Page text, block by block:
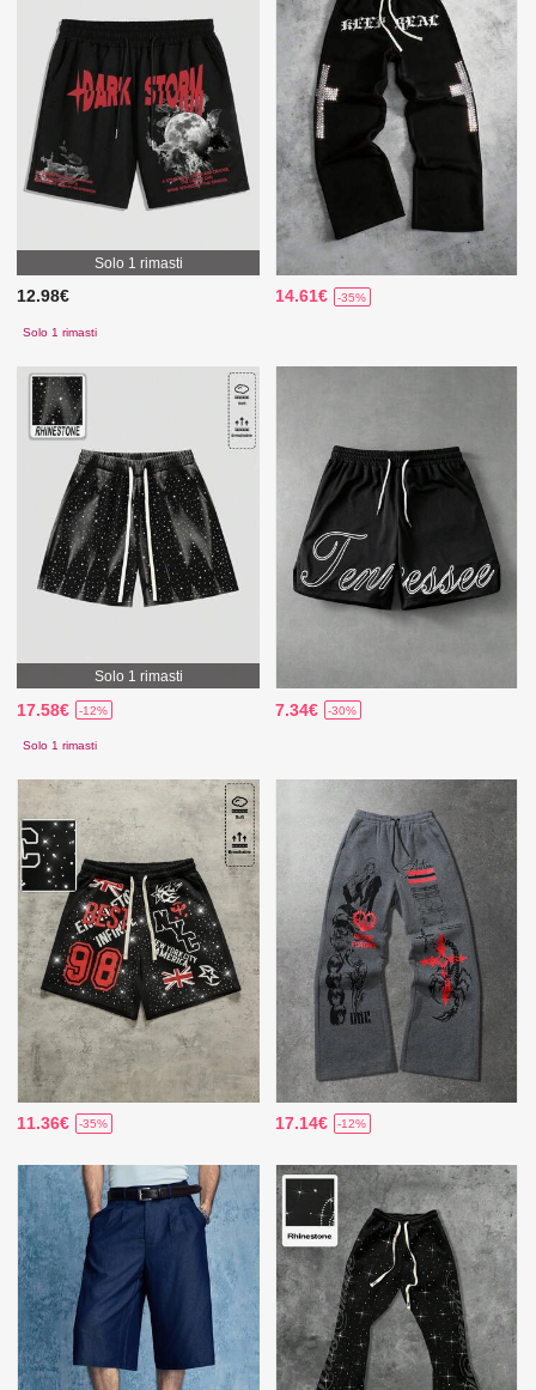
Solo 1 rimasti
12.98€
Solo 1 rimasti
14.61€ -35%
Solo 1 rimasti
17.58€ -12%
Solo 1 rimasti
7.34€ -30%
11.36€ -35% 17.14€ -12%